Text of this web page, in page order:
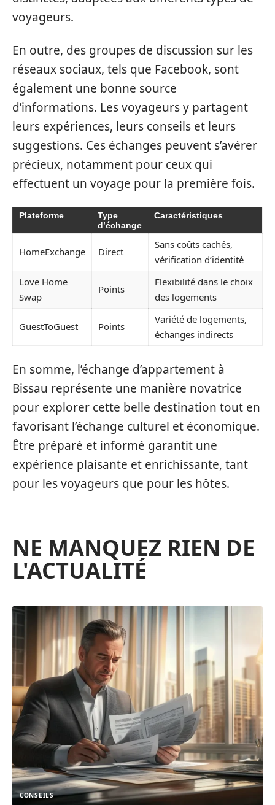
voyageurs.
En outre, des groupes de discussion sur les
réseaux sociaux, tels que Facebook, sont
également une bonne source
d’informations. Les voyageurs y partagent
leurs expériences, leurs conseils et leurs
suggestions. Ces échanges peuvent s’avérer
précieux, notamment pour ceux qui
effectuent un voyage pour la première fois.
Plateforme
Type
d’échange
Caractéristiques
HomeExchange Direct
Sans coûts cachés,
vérification d’identité
Love Home
Swap
Points
Flexibilité dans le choix
des logements
GuestToGuest Points
Variété de logements,
échanges indirects
En somme, l’échange d’appartement à
Bissau représente une manière novatrice
pour explorer cette belle destination tout en
favorisant l’échange culturel et économique.
Être préparé et informé garantit une
expérience plaisante et enrichissante, tant
pour les voyageurs que pour les hôtes.
NE MANQUEZ RIEN DE
L'ACTUALITÉ
CONSEILS